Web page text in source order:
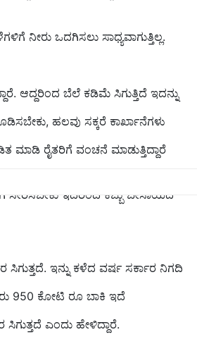
ನೀರು ಒದಗಿಸಲು ಸಾಧ್ಯವಾಗುತ್ತಿಲ್ಲ.
ಆದ್ದರಿಂದ ಬೆಲೆ ಕಡಿಮೆ ಸಿಗುತ್ತಿದೆ ಇದನ್ನು
ಹಲವು ಸಕ್ಕರೆ ಕಾರ್ಖಾನೆಗಳು
ಮಾಡಿ ರೈತರಿಗೆ ವಂಚನೆ ಮಾಡುತ್ತಿದ್ದಾರೆ
ಇದರಿಂದ ಕಬ್ಬು ಬೇಸಾಯದ
ಇನ್ನು ಕಳೆದ ವರ್ಷ ಸರ್ಕಾರ ನಿಗದಿ
950 ಕೋಟಿ ರೂ ಬಾಕಿ ಇದೆ
ಎಂದು ಹೇಳಿದ್ದಾರೆ.